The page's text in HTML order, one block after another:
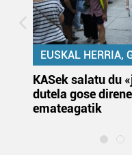
EUSKAL HERRIA,
KASek salatu du
dutela gose
emateagatik